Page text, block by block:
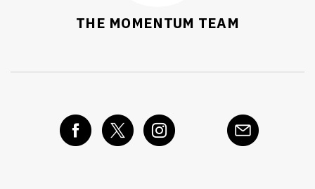
THE MOMENTUM TEAM